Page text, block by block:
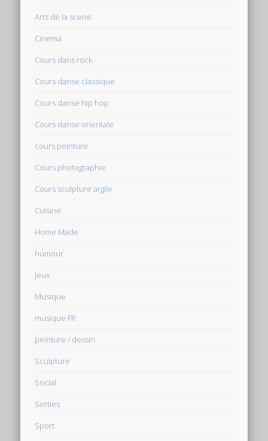
Arts de la scene
Cinema
Cours dans rock
Cours danse classique
Cours danse hip hop
Cours danse orientale
cours peinture
Cours photographie
Cours sculpture argile
Cuisine
Home Made
humour
Jeux
Musique
musique FR
peinture / dessin
Sculpture
Social
Sorties
Sport